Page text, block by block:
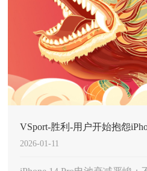
VSport-胜利-用户开始抱怨
你遇到了吗？
2026-01-11